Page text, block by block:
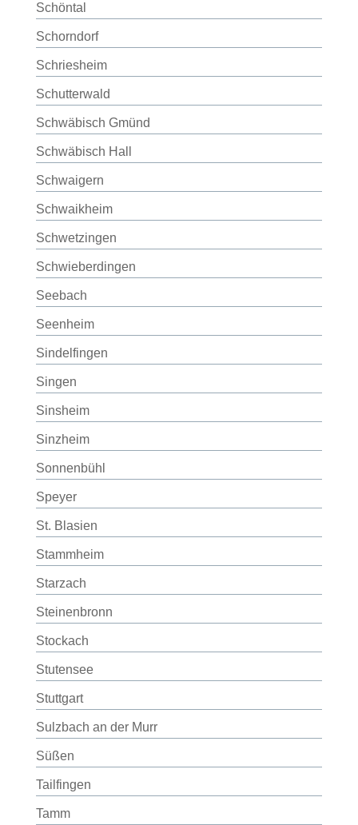
Schöntal
Schorndorf
Schriesheim
Schutterwald
Schwäbisch Gmünd
Schwäbisch Hall
Schwaigern
Schwaikheim
Schwetzingen
Schwieberdingen
Seebach
Seenheim
Sindelfingen
Singen
Sinsheim
Sinzheim
Sonnenbühl
Speyer
St. Blasien
Stammheim
Starzach
Steinenbronn
Stockach
Stutensee
Stuttgart
Sulzbach an der Murr
Süßen
Tailfingen
Tamm